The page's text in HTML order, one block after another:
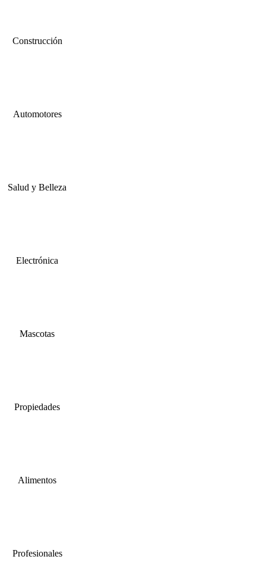
Construcción
Automotores
Salud y Belleza
Electrónica
Mascotas
Propiedades
Alimentos
Profesionales